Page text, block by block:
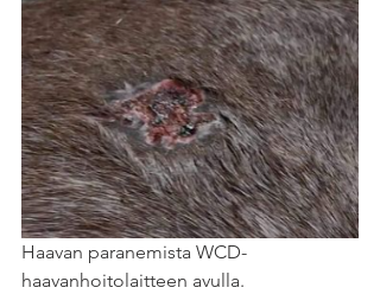
Haavan paranemista WCD-
haavanhoitolaitteen avulla.